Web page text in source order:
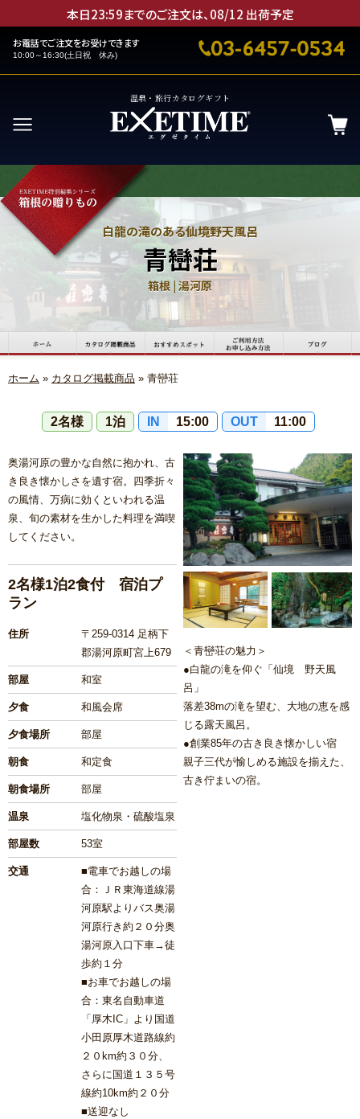
本日23:59までのご注文は、08/12 出荷予定
お電話でご注文をお受けできます
10:00～16:30(土日祝 休み)
温泉・旅行カタログギフト
白龍の滝のある仙境野天風呂
青巒荘
箱根 | 湯河原
ホーム » カタログ掲載商品 » 青巒荘
2名様 1泊 IN 15:00 OUT 11:00
奥湯河原の豊かな自然に抱かれ、古
き良き懐かしさを遺す宿。四季折々
の風情、万病に効くといわれる温
泉、旬の素材を生かした料理を満喫
してください。
2名様1泊2食付 宿泊プ
ラン
住所
〒259-0314 足柄下
郡湯河原町宮上679
部屋 和室
夕食 和風会席
夕食場所 部屋
朝食 和定食
朝食場所 部屋
温泉 塩化物泉・硫酸塩泉
部屋数 53室
交通
■電車でお越しの場
合：ＪＲ東海道線湯
河原駅よりバス奥湯
河原行き約２０分奥
湯河原入口下車→徒
歩約１分
■お車でお越しの場
合：東名自動車道
「厚木IC」より国道
小田原厚木道路線約
２０km約３０分、
さらに国道１３５号
線約10km約２０分
■送迎なし
＜青巒荘の魅力＞
●白龍の滝を仰ぐ「仙境 野天風
呂」
落差38mの滝を望む、大地の恵を感
じる露天風呂。
●創業85年の古き良き懐かしい宿
親子三代が愉しめる施設を揃えた、
古き佇まいの宿。